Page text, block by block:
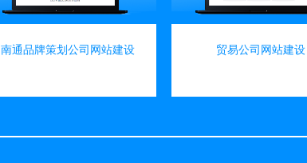
南通品牌策划公司网站建设 贸易公司网站建设